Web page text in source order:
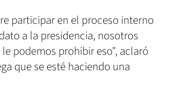
participar en el proceso interno
a la presidencia, nosotros
podemos prohibir eso", aclaró
que se esté haciendo una